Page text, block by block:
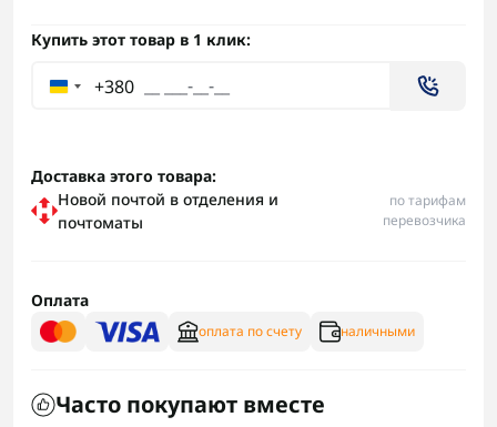
Купить этот товар в 1 клик:
+380
Доставка этого товара:
Новой почтой в отделения и
почтоматы
по тарифам
перевозчика
Оплата
оплата по счету наличными
Часто покупают вместе